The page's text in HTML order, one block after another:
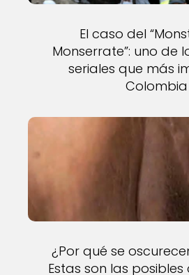
El caso del
Monserrate”: uno de
seriales que más
Colombia
¿Por qué se
Estas son las